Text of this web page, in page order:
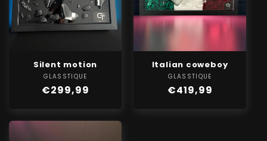
Silent motion
Verkoper:
GLASSTIQUE
Normale
€299,99
Italian coweboy
Verkoper:
GLASSTIQUE
Normale
€419,99